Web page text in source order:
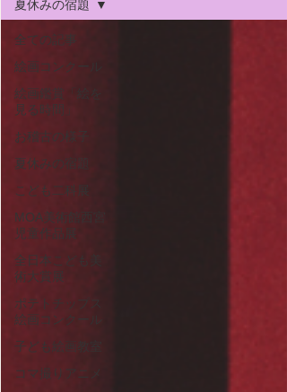
全ての記事
絵画コンクール
絵画鑑賞「絵を
見る時間」
お稽古の様子
夏休みの宿題
こども二科展
MOA美術館西宮
児童作品展
全日本こども美
術大賞展
ポテトチップス
絵画コンクール
子ども絵画教室
コマ撮りアニメ
夏休みの宿題